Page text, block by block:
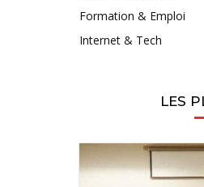
Formation & Emploi
Internet & Tech
LES